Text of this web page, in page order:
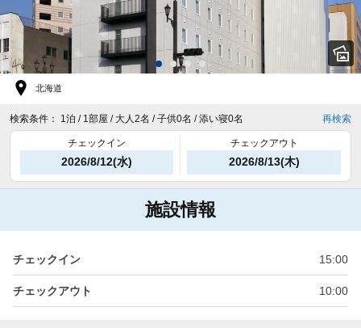
北海道
検索条件： 1泊 / 1部屋 / 大人2名 / 子供0名 / 添い寝0名 再検索
チェックイン
2026/8/12(水)
チェックアウト
2026/8/13(木)
施設情報
チェックイン 15:00
チェックアウト 10:00